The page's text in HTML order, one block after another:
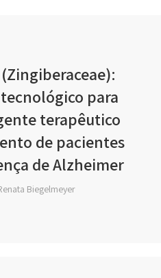
para
terapêutico
de pacientes
de Alzheimer
Biegelmeyer